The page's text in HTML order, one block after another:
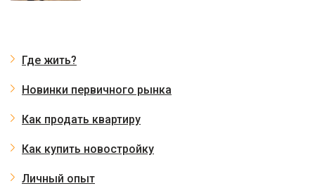
Где жить?
Новинки первичного рынка
Как продать квартиру
Как купить новостройку
Личный опыт